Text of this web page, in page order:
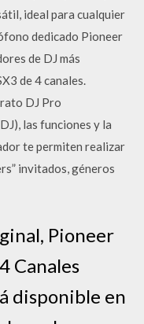
ideal para cualquier
dedicado Pioneer
de DJ más
de 4 canales.
DJ Pro
las funciones y la
te permiten realizar
invitados, géneros
Pioneer
Canales
disponible en